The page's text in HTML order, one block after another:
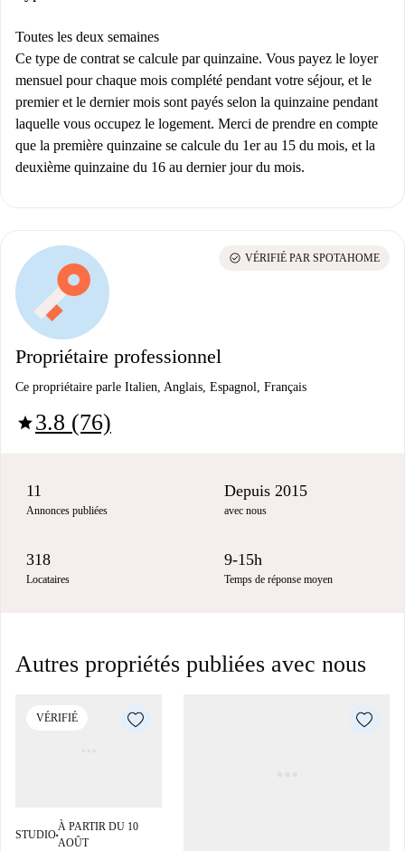
Toutes les deux semaines
Ce type de contrat se calcule par quinzaine. Vous payez le loyer
mensuel pour chaque mois complété pendant votre séjour, et le
premier et le dernier mois sont payés selon la quinzaine pendant
laquelle vous occupez le logement. Merci de prendre en compte
que la première quinzaine se calcule du 1er au 15 du mois, et la
deuxième quinzaine du 16 au dernier jour du mois.
Propriétaire professionnel
Ce propriétaire parle Italien, Anglais, Espagnol, Français
star3.8 (76)
check_circle VÉRIFIÉ PAR SPOTAHOME
11
Annonces publiées
Depuis 2015
avec nous
318
Locataires
9-15h
Temps de réponse moyen
Autres propriétés publiées avec nous
VÉRIFIÉ
STUDIO■
À PARTIR DU 10
AOÛT